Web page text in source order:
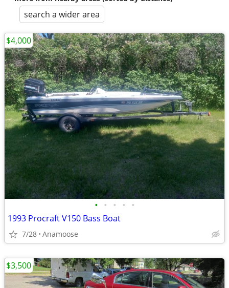
search a wider area
• • • • •
1993 Procraft V150 Bass Boat
7/28 Anamoose
$4,000
$3,500